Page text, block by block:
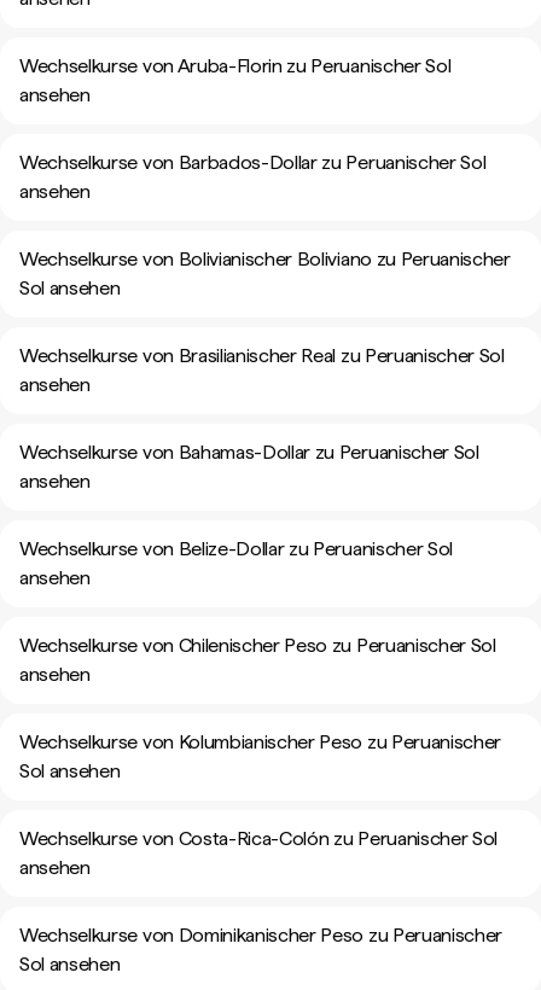
Wechselkurse von Aruba-Florin zu Peruanischer Sol
ansehen
Wechselkurse von Barbados-Dollar zu Peruanischer Sol
ansehen
Wechselkurse von Bolivianischer Boliviano zu Peruanischer
Sol ansehen
Wechselkurse von Brasilianischer Real zu Peruanischer Sol
ansehen
Wechselkurse von Bahamas-Dollar zu Peruanischer Sol
ansehen
Wechselkurse von Belize-Dollar zu Peruanischer Sol
ansehen
Wechselkurse von Chilenischer Peso zu Peruanischer Sol
ansehen
Wechselkurse von Kolumbianischer Peso zu Peruanischer
Sol ansehen
Wechselkurse von Costa-Rica-Colón zu Peruanischer Sol
ansehen
Wechselkurse von Dominikanischer Peso zu Peruanischer
Sol ansehen